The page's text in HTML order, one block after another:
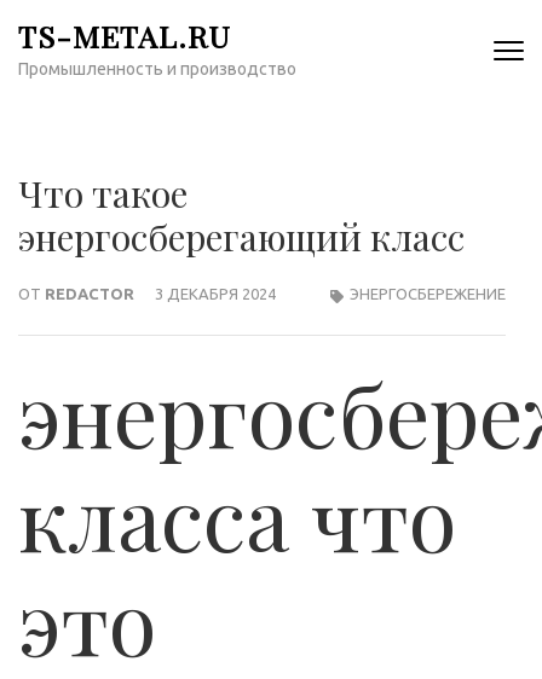
содержимому
TS-METAL.RU
Промышленность и производство
Что такое
энергосберегающий класс
ОТ REDACTOR 3 ДЕКАБРЯ 2024 ЭНЕРГОСБЕРЕЖЕНИЕ
класса что
это